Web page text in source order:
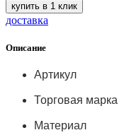
купить в 1 клик
доставка
Описание
Артикул
Торговая марка
Материал